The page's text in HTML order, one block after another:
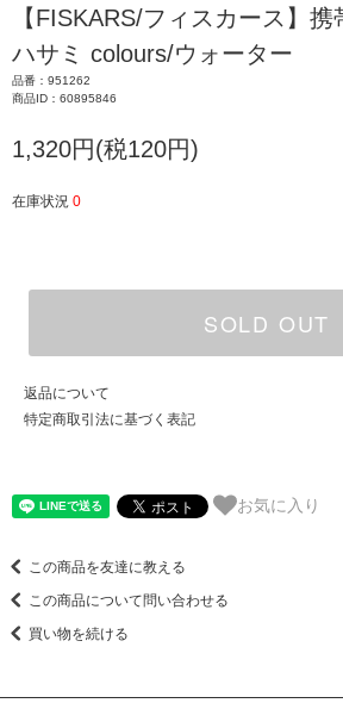
【FISKARS/フィスカース】
ハサミ colours/ウォーター
品番：951262
商品ID：60895846
1,320円(税120円)
在庫状況 0
SOLD OUT
返品について
特定商取引法に基づく表記
お気に入り
この商品を友達に教える
この商品について問い合わせる
買い物を続ける